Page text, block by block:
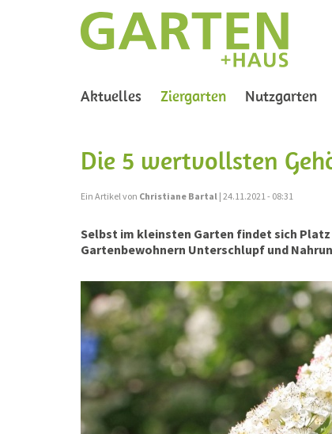
Aktuelles Ziergarten(current)
Nutzgarten
Die 5 wertvollsten
Ein Artikel von Christiane Bartal | 24.11.2021 - 08:31
Selbst im kleinsten Garten findet sich
Gartenbewohnern Unterschlupf und